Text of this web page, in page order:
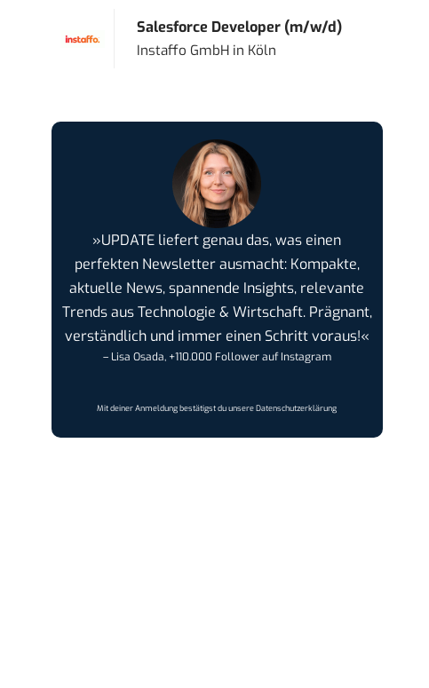
Salesforce Developer (m/w/d)
Instaffo GmbH in Köln
»UPDATE liefert genau das, was einen
perfekten Newsletter ausmacht: Kompakte,
aktuelle News, spannende Insights, relevante
Trends aus Technologie & Wirtschaft. Prägnant,
verständlich und immer einen Schritt voraus!«
– Lisa Osada, +110.000 Follower auf Instagram
Mit deiner Anmeldung bestätigst du unsereDatenschutzerklärung